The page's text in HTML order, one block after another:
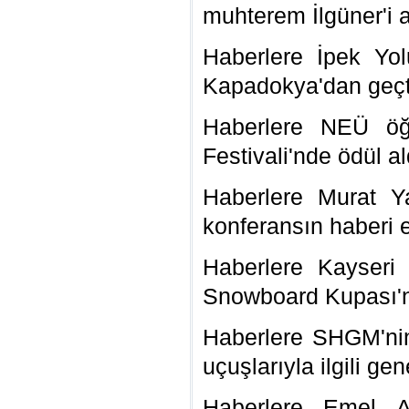
muhterem İlgüner'i
Haberlere İpek
Kapadokya'dan
Haberlere NEÜ
Festivali'nde ödül
Haberlere Murat
konferansın haberi
Haberlere Kayseri
Snowboard
Haberlere
uçuşlarıyla ilgili